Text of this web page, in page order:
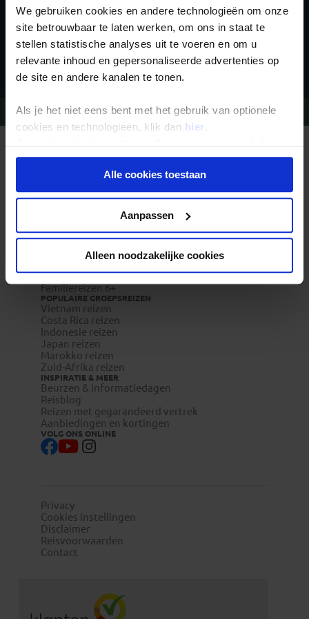
We gebruiken cookies en andere technologieën om onze
site betrouwbaar te laten werken, om ons in staat te
stellen statistische analyses uit te voeren en om u
relevante inhoud en gepersonaliseerde advertenties op
de site en andere kanalen te tonen.
Als je het niet eens bent met het gebruik van optionele
cookies en technologieën, klik dan hier .
Je kunt je selectie in de instellingen aanpassen of deze
onder aan de pagina op elk gewenst moment voor de
toekomst wijzigen.Alle cookies toestaan
Aanpassen
Alleen noodzakelijke cookies
Inschrijven
Vragen?Bel 09-234 13 11
Waarom Koning Aap?
Bestemmingen
Vacatures
Reisdocumenten aanvragen
Reisverzekeringen
REISTYPES
Groepsreizen
Festivalreizen
Familiereizen 6+
POPULAIRE GROEPSREIZEN
Vietnam reizen
Costa Rica reizen
Indonesie reizen
Japan reizen
Marokko reizen
Zuid-Afrika reizen
INSPIRATIE & MEER
Beurzen & informatiedagen
Reisblog
Reizen met gegarandeerd vertrek
Aanbiedingen en kortingen
VOLG ONS ONLINE
Privacy
Cookies instellingen
Disclaimer
Reisvoorwaarden
Contact